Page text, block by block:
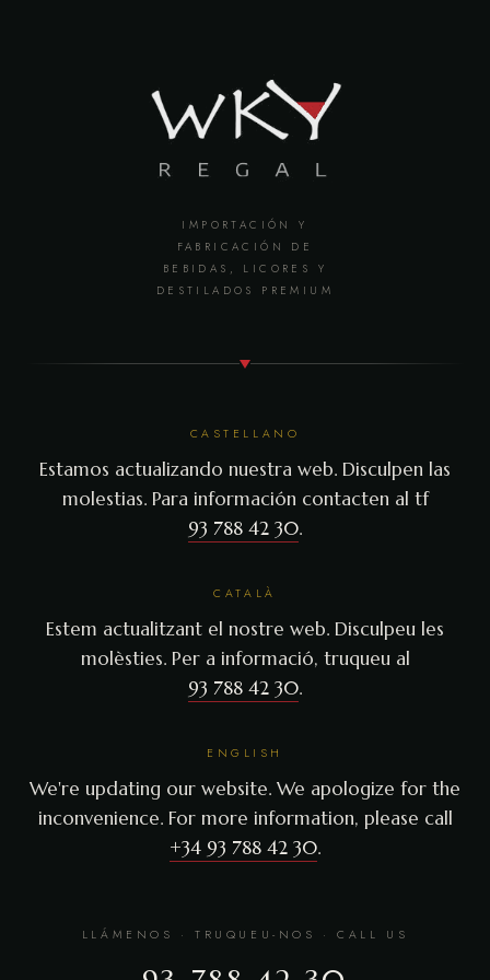
IMPORTACIÓN Y
FABRICACIÓN DE
BEBIDAS, LICORES Y
DESTILADOS PREMIUM
CASTELLANO
Estamos actualizando nuestra web. Disculpen las
molestias. Para información contacten al tf
93 788 42 30.
CATALÀ
Estem actualitzant el nostre web. Disculpeu les
molèsties. Per a informació, truqueu al
93 788 42 30.
ENGLISH
We're updating our website. We apologize for the
inconvenience. For more information, please call
+34 93 788 42 30.
LLÁMENOS · TRUQUEU-NOS · CALL US